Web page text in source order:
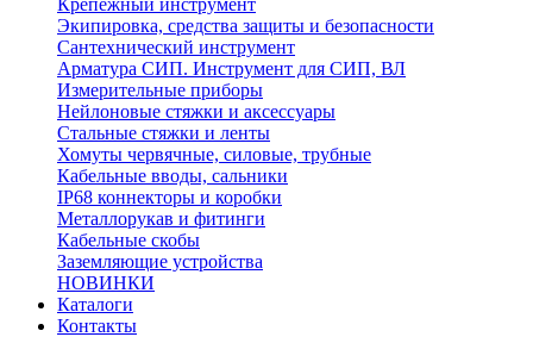
Крепежный инструмент
Экипировка, средства защиты и безопасности
Сантехнический инструмент
Арматура СИП. Инструмент для СИП, ВЛ
Измерительные приборы
Нейлоновые стяжки и аксессуары
Стальные стяжки и ленты
Хомуты червячные, силовые, трубные
Кабельные вводы, сальники
IP68 коннекторы и коробки
Металлорукав и фитинги
Кабельные скобы
Заземляющие устройства
НОВИНКИ
Каталоги
Контакты